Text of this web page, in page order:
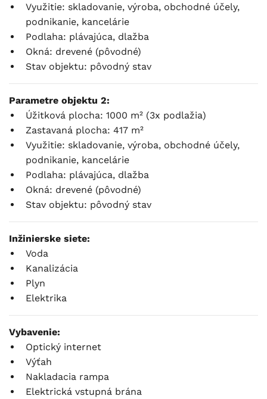
Využitie: skladovanie, výroba, obchodné účely,
podnikanie, kancelárie
Podlaha: plávajúca, dlažba
Okná: drevené (pôvodné)
Stav objektu: pôvodný stav
Parametre objektu 2:
Úžitková plocha: 1000 m² (3x podlažia)
Zastavaná plocha: 417 m²
Využitie: skladovanie, výroba, obchodné účely,
podnikanie, kancelárie
Podlaha: plávajúca, dlažba
Okná: drevené (pôvodné)
Stav objektu: pôvodný stav
Inžinierske siete:
Voda
Kanalizácia
Plyn
Elektrika
Vybavenie:
Optický internet
Výťah
Nakladacia rampa
Elektrická vstupná brána